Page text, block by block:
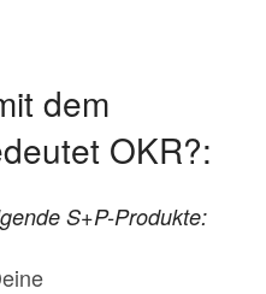
dem
OKR?:
S+P-Produkte: